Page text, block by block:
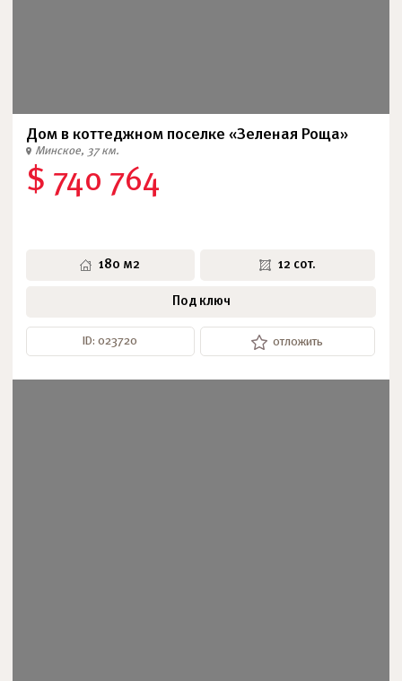
Дом в коттеджном поселке «Зеленая Роща»
Минское, 37 км.
$ 740 764
180 м2 12 сот.
Под ключ
ID: 023720 отложить